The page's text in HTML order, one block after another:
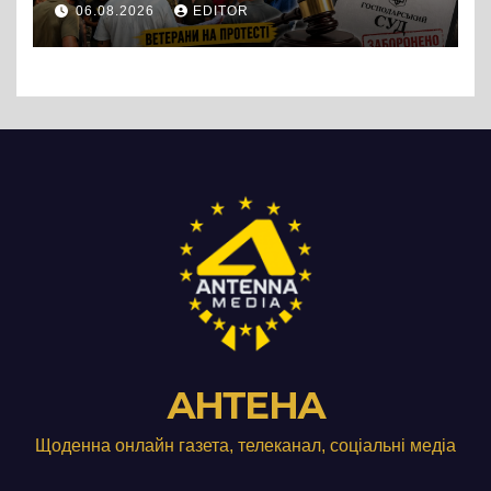
підприємства ТОВ «Омега
Три», що займається
06.08.2026 EDITOR
АНТЕНА
Щоденна онлайн газета, телеканал, соціальні медіа